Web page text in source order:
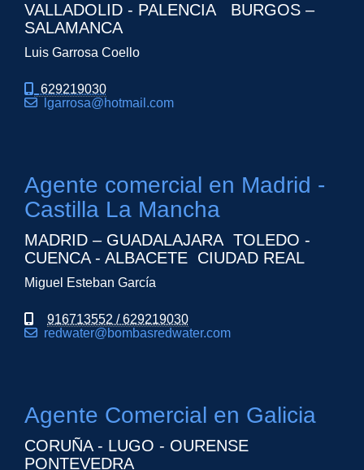
VALLADOLID - PALENCIA BURGOS –
SALAMANCA
Luis Garrosa Coello
629219030
lgarrosa
hotmail.com
Agente comercial en Madrid -
Castilla La Mancha
MADRID – GUADALAJARA TOLEDO -
CUENCA - ALBACETE CIUDAD REAL
Miguel Esteban García
916713552 / 629219030
redwater
bombasredwater.com
Agente Comercial en Galicia
CORUÑA - LUGO - OURENSE
PONTEVEDRA